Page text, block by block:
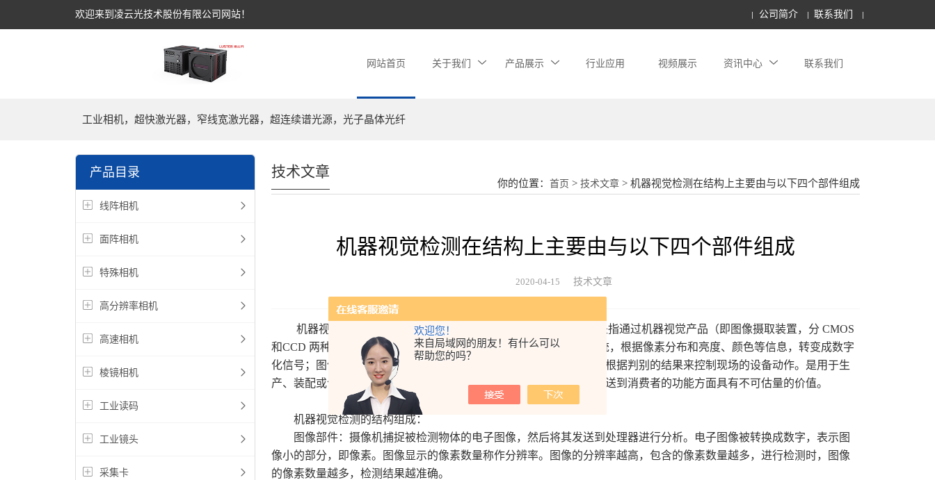
欢迎您！
来自局域网的朋友！有什么可以
帮助您的吗？
欢迎来到凌云光技术股份有限公司网站！ 公司简介 联系我们
网站首页 关于我们 产品展示 行业应用 视频展示 资讯中心 联系我们
工业相机，超快激光器，窄线宽激光器，超连续谱光源，光子晶体光纤
产品目录
线阵相机
面阵相机
特殊相机
高分辨率相机
高速相机
棱镜相机
工业读码
工业镜头
采集卡
你的位置：首页 >技术文章 > 机器视觉检测在结构上主要由与以下四个部件组成
技术文章
机器视觉检测在结构上主要由与以下四个部件组成
2020-04-15 技术文章
机器视觉检测就是用机器代替人眼来做测量和判断。视觉检测是指通过机器视觉产品（即图像摄取装置，分 CMOS
和CCD 两种）将被摄取目标转换成图像信号，传送给的图像处理系统，根据像素分布和亮度、颜色等信息，转变成数字
化信号；图像系统对这些信号进行各种运算来抽取目标的特征，进而根据判别的结果来控制现场的设备动作。是用于生
产、装配或包装的有价值的机制。它在检测缺陷和防止缺陷产品被配送到消费者的功能方面具有不可估量的价值。
机器视觉检测的结构组成：
图像部件：摄像机捕捉被检测物体的电子图像，然后将其发送到处理器进行分析。电子图像被转换成数字，表示图
像小的部分，即像素。图像显示的像素数量称作分辨率。图像的分辨率越高，包含的像素数量越多，进行检测时，图像
的像素数量越多，检测结果越准确。